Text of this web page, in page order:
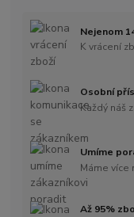
Nejenom
K vrácení
Osobní
Každý náš
Umíme
Máme více
Až 95%